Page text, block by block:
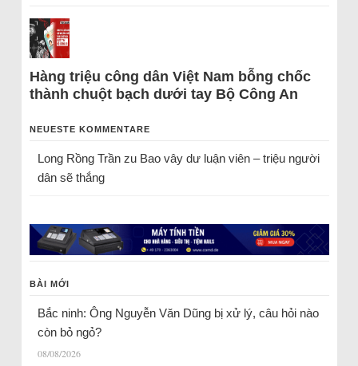
Hàng triệu công dân Việt Nam bỗng chốc
thành chuột bạch dưới tay Bộ Công An
NEUESTE KOMMENTARE
Long Rồng Trầnzu Bao vây dư luận viên – triệu người
dân sẽ thắng
BÀI MỚI
Bắc ninh: Ông Nguyễn Văn Dũng bị xử lý, câu hỏi nào
còn bỏ ngỏ?
08/08/2026